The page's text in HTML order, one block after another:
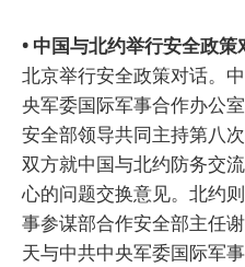
• 中国与北约举行安全政策
北京举行安全政策对话。
央军委国际军事合作办公
安全部领导共同主持第八
双方就中国与北约防务交
心的问题交换意见。北约
事参谋部合作安全部主任
天与中共中央军委国际军